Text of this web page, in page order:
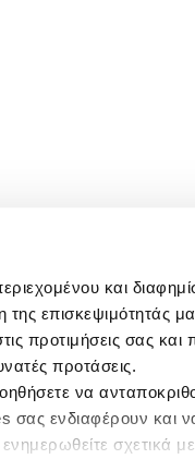
και
επισκεψιμότητάς
προτιμήσεις σας και
προτάσεις.
να
σας ενδιαφέρουν και
ενημερωθείτε σχετικά